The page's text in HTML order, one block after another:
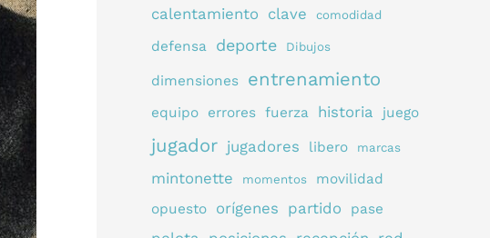
calentamiento clave comodidad
defensa deporte Dibujos
dimensiones entrenamiento
equipo errores fuerza historia juego
jugador jugadores libero marcas
mintonette momentos
movilidad
opuesto
orígenes partido pase